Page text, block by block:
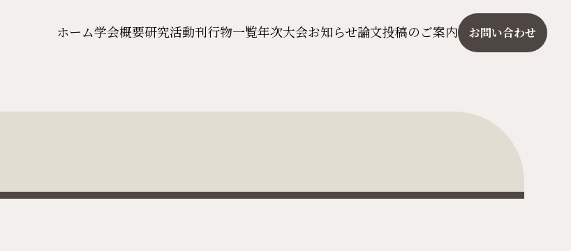
ホーム学会概要研究活動刊行物一覧年次大会お知らせ論文投稿のご案内 お問い合わせ